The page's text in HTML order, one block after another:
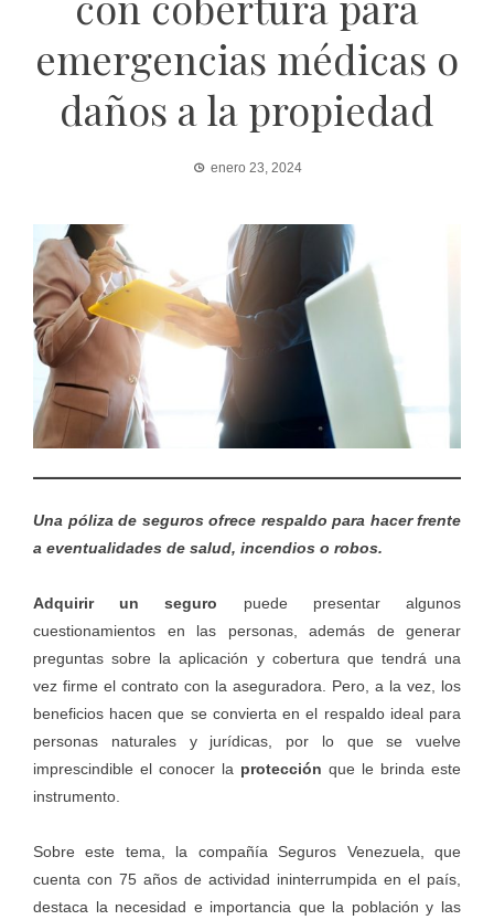
emergencias médicas o
daños a la propiedad
enero 23, 2024
Una póliza de seguros ofrece respaldo para hacer frente
a eventualidades de salud, incendios o robos.
Adquirir un seguro puede presentar algunos
cuestionamientos en las personas, además de generar
preguntas sobre la aplicación y cobertura que tendrá una
vez firme el contrato con la aseguradora. Pero, a la vez, los
beneficios hacen que se convierta en el respaldo ideal para
personas naturales y jurídicas, por lo que se vuelve
imprescindible el conocer la protección que le brinda este
instrumento.
Sobre este tema, la compañía Seguros Venezuela, que
cuenta con 75 años de actividad ininterrumpida en el país,
destaca la necesidad e importancia que la población y las